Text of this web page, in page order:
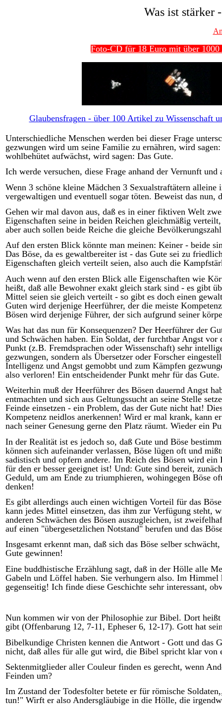
Was ist stärker
Foto-CD für 18 Euro mit über
Glaubensfragen - über 100 Artikel zu Wissenschaft
Unterschiedliche Menschen werden bei dieser Frage
gezwungen wird um seine Familie zu ernähren, wird
wohlbehütet aufwächst, wird sagen: Das Gute.
Ich werde versuchen, diese Frage anhand der Vernunft
Wenn 3 schöne kleine Mädchen 3 Sexualstraftätern
vergewaltigen und eventuell sogar töten. Beweist das nun,
Gehen wir mal davon aus, daß es in einer fiktiven Welt
Eigenschaften seine in beiden Reichen gleichmäßig
aber auch sollen beide Reiche die gleiche
Auf den ersten Blick könnte man meinen: Keiner - beide
Das Böse, da es gewaltbereiter ist - das Gute sei zu
Eigenschaften gleich verteilt seien, also auch die
Auch wenn auf den ersten Blick alle Eigenschaften wie
heißt, daß alle Bewohner exakt gleich stark sind - es gibt
Mittel seien sie gleich verteilt - so gibt es doch einen
Guten wird derjenige Heerführer, der die meiste
Bösen wird derjenige Führer, der sich aufgrund seiner
Was hat das nun für Konsequenzen? Der Heerführer der
und Schwächen haben. Ein Soldat, der furchtbar Angst
Punkt (z.B. Fremdsprachen oder Wissenschaft) sehr
gezwungen, sondern als Übersetzer oder Forscher
Intelligenz und Angst gemobbt und zum Kämpfen
also verloren! Ein entscheidender Punkt mehr für das Gute.
Weiterhin muß der Heerführer des Bösen dauernd Angst
entmachten und sich aus Geltungssucht an seine Stelle
Feinde einsetzen - ein Problem, das der Gute nicht hat!
Kompetenz neidlos anerkennen! Wird er mal krank, kann
nach seiner Genesung gerne den Platz räumt. Wieder ein
In der Realität ist es jedoch so, daß Gute und Böse
können sich aufeinander verlassen, Böse lügen oft und
sadistisch und opfern andere. Im Reich des Bösen wird
für den er besser geeignet ist! Und: Gute sind bereit,
Geduld, um am Ende zu triumphieren, wohingegen Böse
denken!
Es gibt allerdings auch einen wichtigen Vorteil für das
kann jedes Mittel einsetzen, das ihm zur Verfügung steht,
anderen Schwächen des Bösen auszugleichen, ist
auf einen "übergesetzlichen Notstand" berufen und das
Insgesamt erkennt man, daß sich das Böse selber
Gute gewinnen!
Eine buddhistische Erzählung sagt, daß in der Hölle alle
Gabeln und Löffel haben. Sie verhungern also. Im Himmel
gegenseitig! Ich finde diese Geschichte sehr interessant,
Nun kommen wir von der Philosophie zur Bibel. Dort
gibt (Offenbarung 12, 7-11, Epheser 6, 12-17). Gott hat
Bibelkundige Christen kennen die Antwort - Gott und das
nicht, daß alles für alle gut wird, die Bibel spricht klar von
Sektenmitglieder aller Couleur finden es gerecht, wenn
Feinden um?
Im Zustand der Todesfolter betete er für römische
tun!" Wirft er also Andersgläubige in die Hölle, die